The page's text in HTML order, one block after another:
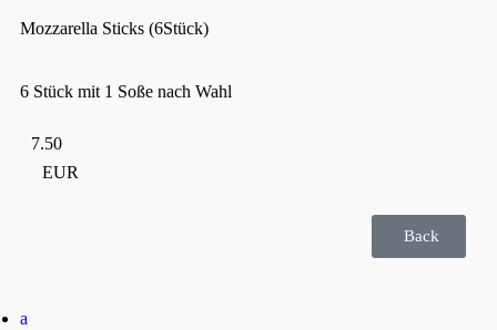
Mozzarella Sticks (6Stück)
6 Stück mit 1 Soße nach Wahl
7.50
EUR
Back
a